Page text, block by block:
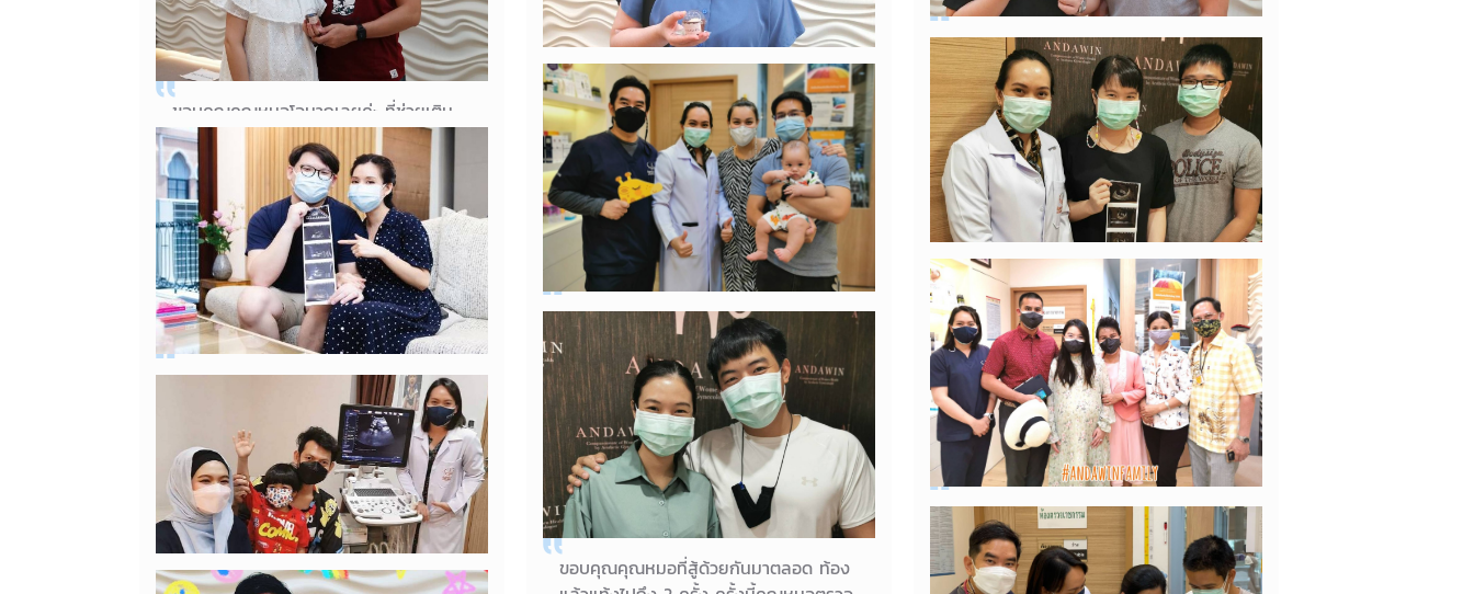
เดินทางมาถึงไตรมาสที่ 2 แล้ว อีกครึ่งทาง
คุณพ่อ คุณแม่จะได้เจอหน้าเจ้าตัวเล็กแล้ว
ค่ะ
14/08/2021
คุณแม่ผกามาศ
ของขวัญวันแม่ปีนี้ เบบี้มาสมใจเลยค่ะ ดีใจ
ได้เป็นคุณแม่แล้วค่าา^.^
14/08/2021
คุณแม่ดฤษญดิษย์
ขอบคุณคุณหมอโอมากเลยค่ะ ที่ช่วยเติม
เต็มครอบครัวให้สมบูรณ์ อีกไม่นานจะได้
เจอเจ้าตัวน้อยแล้วค่ะ ตื่นเต้นมากเลยค่า
าาาา
14/08/2021
คุณแม่นัทธ์มนด์
ขอบคุณหมอโอ และอันดาวินคลินิก ที่มอบ
ของขวัญสุดพิเศษล้ำค่าที่สุด
01/08/2021
คุณแม่ผกามาศ
เด็ชายเบนมา say goodbye เนื่องจากคุณ
พ่อต้องไปประจำการประเทศสหรัฐอเมริกา
อีก 4 ปีเจอกันค้าบป้าหมอ
01/08/2021
เด็กชายเบน พ่อตู้ แม่นาตาลี
ขอบคุณอันดาวินคลินิก
01/08/2021
คุณแม่ออม ภิญญาดา ผู้ประกาศ PPTV
คลอดมาเมื่อไหร่ ไม่รู้... รู้แต่ปู่ย่า ตายาย
พร้อมมาก รอรับรอเลี้ยงกันอย่างอบอุ่น
เลยลูก
ขอบคุณคุณหมอที่สู้ด้วยกันมาตลอด ท้อง